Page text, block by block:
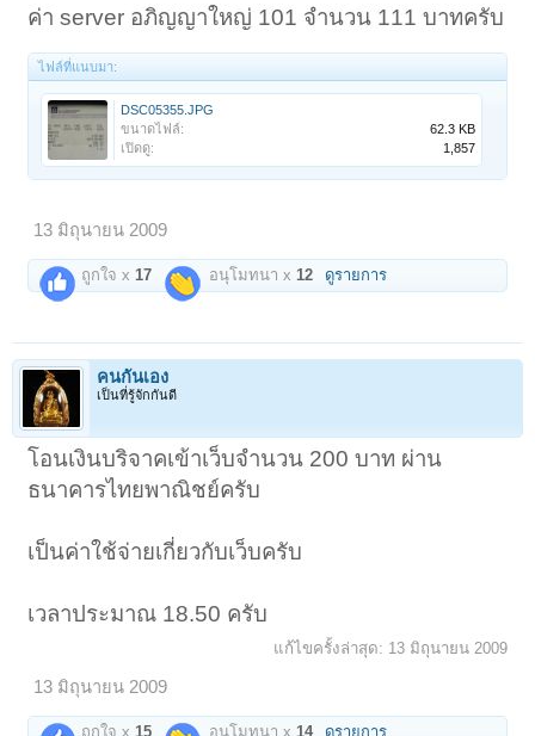
ค่า server อภิญญาใหญ่ 101 จำนวน 111 บาทครับ
ไฟล์ที่แนบมา:
DSC05355.JPG
ขนาดไฟล์:
62.3 KB
เปิดดู:
1,857
13 มิถุนายน 2009
ถูกใจ x 17 อนุโมทนา x 12 ดูรายการ
คนกันเอง
เป็นที่รู้จักกันดี
โอนเงินบริจาคเข้าเว็บจำนวน 200 บาท ผ่าน
ธนาคารไทยพาณิชย์ครับ
เป็นค่าใช้จ่ายเกี่ยวกับเว็บครับ
เวลาประมาณ 18.50 ครับ
แก้ไขครั้งล่าสุด: 13 มิถุนายน 2009
13 มิถุนายน 2009
ถูกใจ x15 อนุโมทนา x14 ดูรายการ